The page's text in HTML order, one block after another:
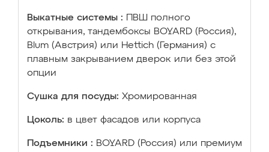
Выкатные системы :
ПВШ полного
открывания, тандембоксы BOYARD (Россия),
Blum (Австрия) или Hettich (Германия) с
плавным закрыванием дверок или без этой
опции
Сушка для посуды: Хромированная
Цоколь: в цвет фасадов или корпуса
Подъемники : BOYARD (Россия) или премиум